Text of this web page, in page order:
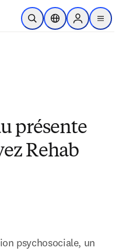
Passer au contenu principal
Ouvrir la recherche
Sélecteur de
Sign in to
menu
présente
Rehab
psychosociale, un